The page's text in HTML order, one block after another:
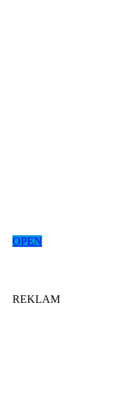
OPEN
REKLAM